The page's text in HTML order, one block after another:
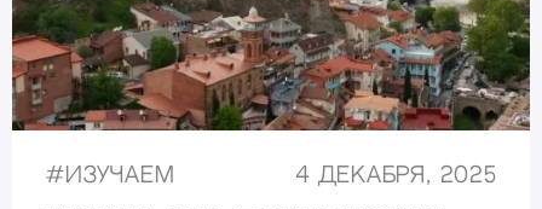
#Изучаем 4 декабря, 2025